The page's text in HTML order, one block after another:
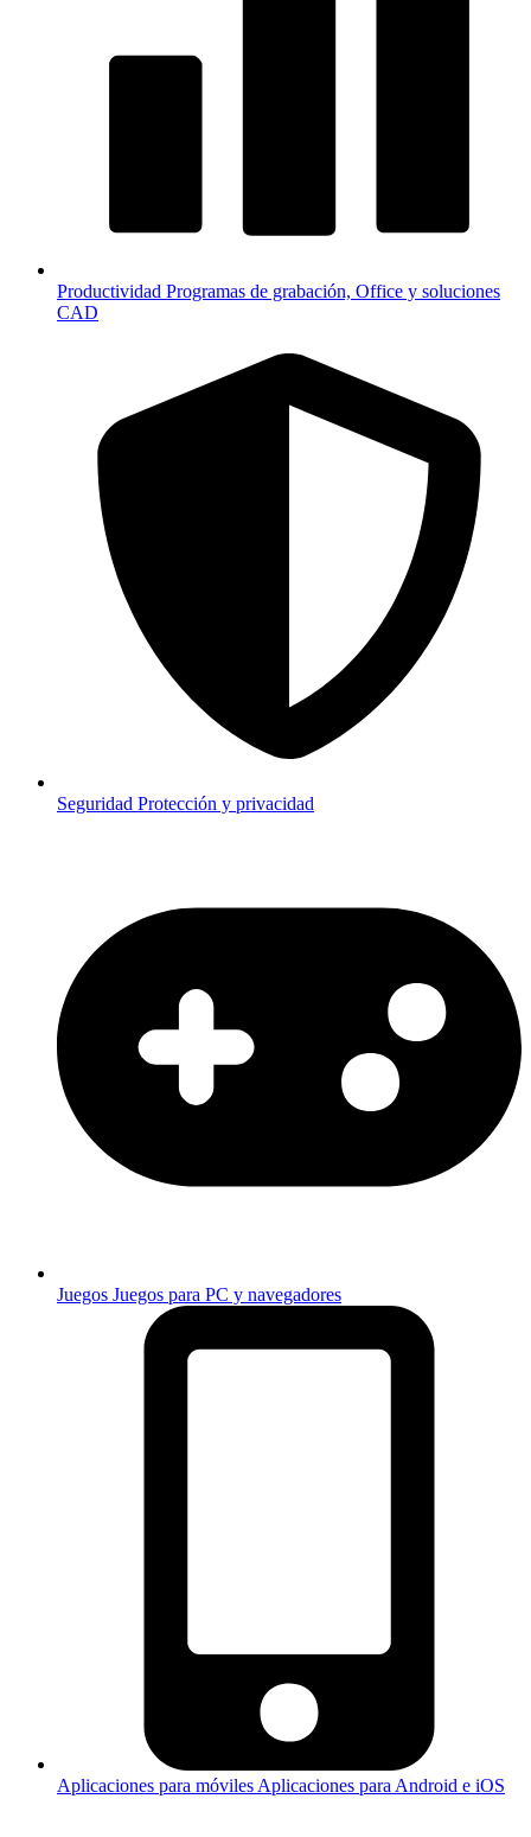
Productividad Programas de grabación, Office y soluciones
CAD
Seguridad Protección y privacidad
Juegos Juegos para PC y navegadores
Aplicaciones para móviles Aplicaciones para Android e iOS